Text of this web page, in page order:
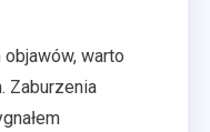
warto
Zaburzenia